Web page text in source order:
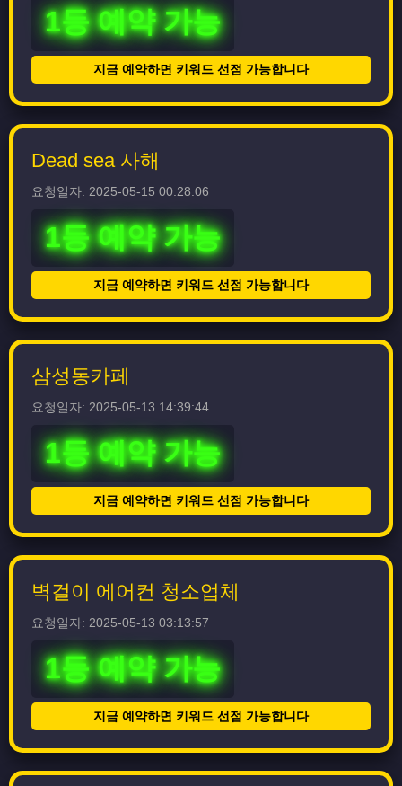
1등 예약 가능
지금 예약하면 키워드 선점 가능합니다
Dead sea 사해
요청일자: 2025-05-15 00:28:06
1등 예약 가능
지금 예약하면 키워드 선점 가능합니다
삼성동카페
요청일자: 2025-05-13 14:39:44
1등 예약 가능
지금 예약하면 키워드 선점 가능합니다
벽걸이 에어컨 청소업체
요청일자: 2025-05-13 03:13:57
1등 예약 가능
지금 예약하면 키워드 선점 가능합니다